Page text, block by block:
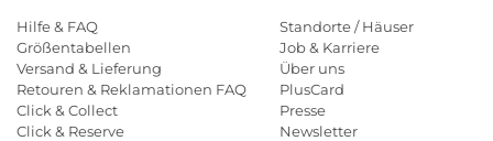
Hilfe & FAQ
Größentabellen
Versand & Lieferung
Retouren & Reklamationen FAQ
Click & Collect
Click & Reserve
Standorte / Häuser
Job & Karriere
Über uns
PlusCard
Presse
Newsletter